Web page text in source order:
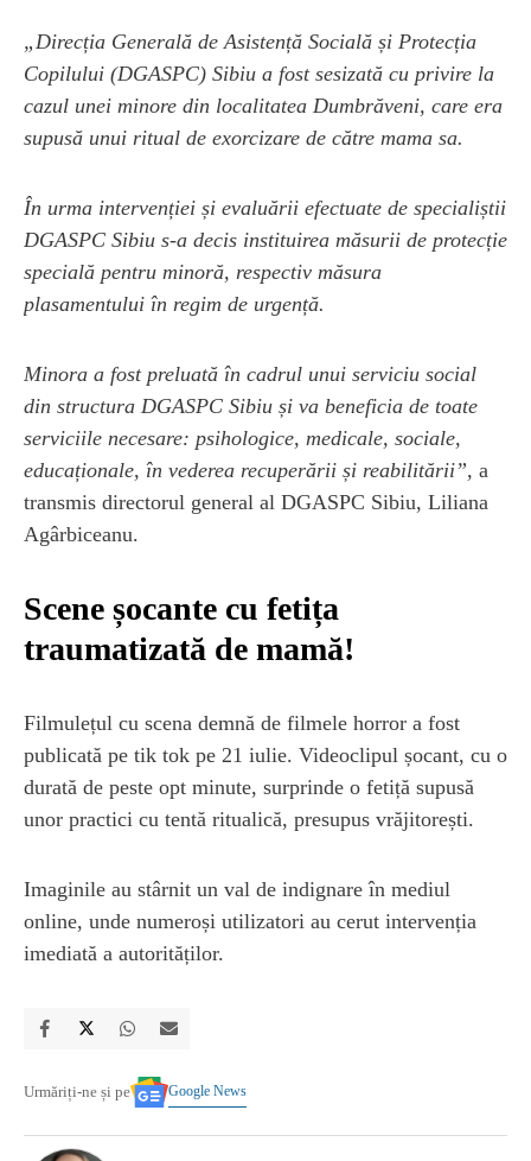
„Direcția Generală de Asistență Socială și Protecția
Copilului (DGASPC) Sibiu a fost sesizată cu privire la
cazul unei minore din localitatea Dumbrăveni, care era
supusă unui ritual de exorcizare de către mama sa.
În urma intervenției și evaluării efectuate de specialiștii
DGASPC Sibiu s-a decis instituirea măsurii de protecție
specială pentru minoră, respectiv măsura
plasamentului în regim de urgență.
Minora a fost preluată în cadrul unui serviciu social
din structura DGASPC Sibiu și va beneficia de toate
serviciile necesare: psihologice, medicale, sociale,
educaționale, în vederea recuperării și reabilitării”, a
transmis directorul general al DGASPC Sibiu, Liliana
Agârbiceanu.
Scene șocante cu fetița
traumatizată de mamă!
Filmulețul cu scena demnă de filmele horror a fost
publicată pe tik tok pe 21 iulie. Videoclipul șocant, cu o
durată de peste opt minute, surprinde o fetiță supusă
unor practici cu tentă ritualică, presupus vrăjitorești.
Imaginile au stârnit un val de indignare în mediul
online, unde numeroși utilizatori au cerut intervenția
imediată a autorităților.
Urmăriți-ne și pe Google News